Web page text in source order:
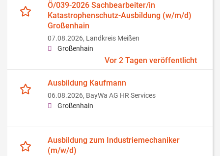
Ö/039-2026 Sachbearbeiter/in
Katastrophenschutz-Ausbildung (w/m/d)
Großenhain
07.08.2026, Landkreis Meißen
Großenhain
Vor 2 Tagen veröffentlicht
Ausbildung Kaufmann
06.08.2026, BayWa AG HR Services
Großenhain
Ausbildung zum Industriemechaniker
(m/w/d)